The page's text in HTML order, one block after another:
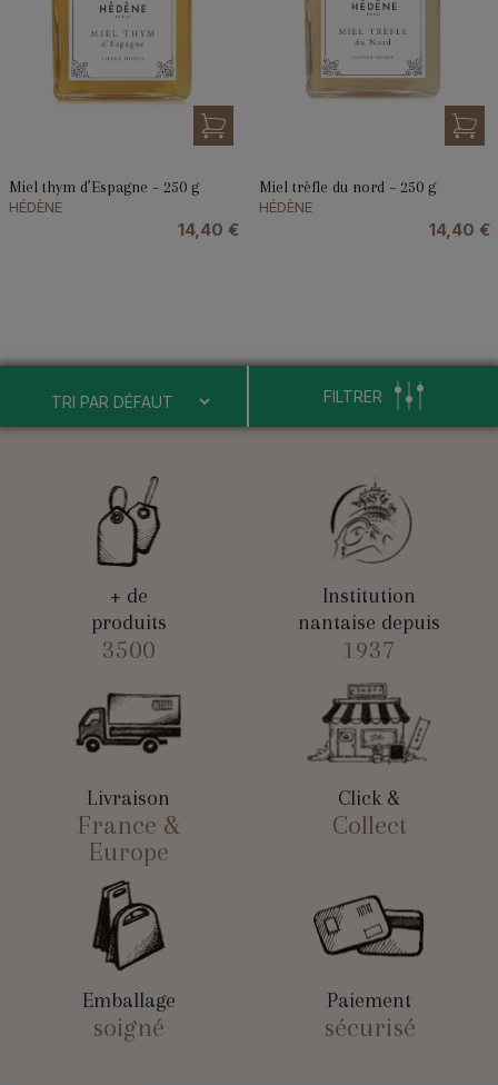
Miel thym d’Espagne – 250 g
HÉDÈNE
14,40 €
Miel trèfle du nord – 250 g
HÉDÈNE
14,40 €
FILTRER
+ de
produits
3500
Institution
nantaise depuis
1937
Livraison
France &
Europe
Click &
Collect
Emballage
soigné
Paiement
sécurisé